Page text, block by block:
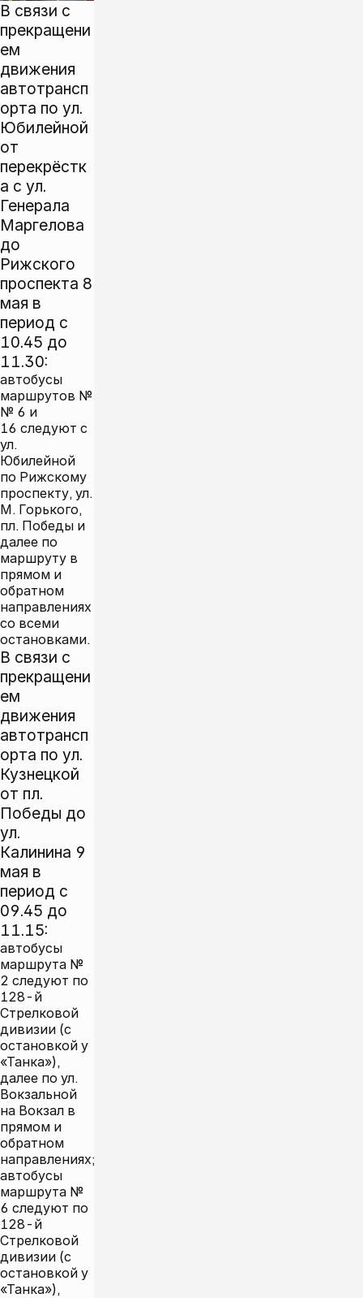
В связи с
прекращени
ем
движения
автотрансп
орта по ул.
Юбилейной
от
перекрёстк
а с ул.
Генерала
Маргелова
до
Рижского
проспекта 8
мая в
период с
10.45 до
11.30:
автобусы
маршрутов №
№ 6 и
16 следуют с
ул.
Юбилейной
по Рижскому
проспекту, ул.
М. Горького,
пл. Победы и
далее по
маршруту в
прямом и
обратном
направлениях
со всеми
остановками.
В связи с
прекращени
ем
движения
автотрансп
орта по ул.
Кузнецкой
от пл.
Победы до
ул.
Калинина 9
мая в
период с
09.45 до
11.15:
автобусы
маршрута №
2 следуют по
128-й
Стрелковой
дивизии (с
остановкой у
«Танка»),
далее по ул.
Вокзальной
на Вокзал в
прямом и
обратном
направлениях;
автобусы
маршрута №
6 следуют по
128-й
Стрелковой
дивизии (с
остановкой у
«Танка»),